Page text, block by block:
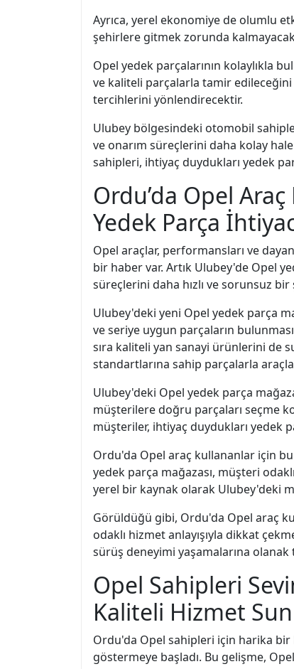
Ayrıca, yerel ekonomiye de olumlu
şehirlere gitmek zorunda
Opel yedek parçalarının kolaylıkla
ve kaliteli parçalarla tamir
tercihlerini yönlendirecektir.
Ulubey bölgesindeki otomobil
ve onarım süreçlerini daha kolay
sahipleri, ihtiyaç duydukları yedek
Ordu’da Opel
Yedek Parça
Opel araçlar, performansları ve
bir haber var. Artık Ulubey'de Opel
süreçlerini daha hızlı ve sorunsuz bir
Ulubey'deki yeni Opel yedek parça
ve seriye uygun parçaların
sıra kaliteli yan sanayi ürünlerini de
standartlarına sahip parçalarla
Ulubey'deki Opel yedek parça
müşterilere doğru parçaları seçme
müşteriler, ihtiyaç duydukları yedek
Ordu'da Opel araç kullananlar için
yedek parça mağazası, müşteri
yerel bir kaynak olarak Ulubey'deki
Görüldüğü gibi, Ordu'da Opel araç
odaklı hizmet anlayışıyla dikkat
sürüş deneyimi yaşamalarına olanak
Opel Sahipleri
Kaliteli Hizmet
Ordu'da Opel sahipleri için harika
göstermeye başladı. Bu gelişme,